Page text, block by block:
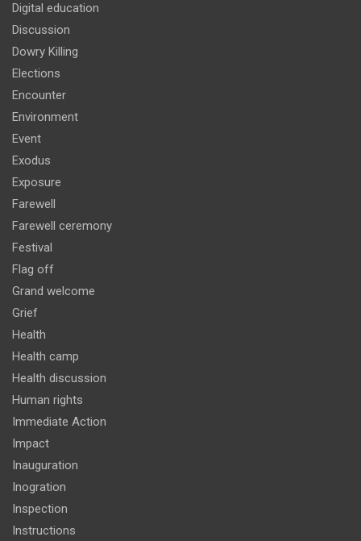
Digital education
Discussion
Dowry Killing
Elections
Encounter
Environment
Event
Exodus
Exposure
Farewell
Farewell ceremony
Festival
Flag off
Grand welcome
Grief
Health
Health camp
Health discussion
Human rights
Immediate Action
Impact
Inauguration
Inogration
Inspection
Instructions